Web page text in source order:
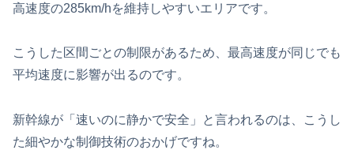
高速度の285km/hを維持しやすいエリアです。
こうした区間ごとの制限があるため、最高速度が同じでも
平均速度に影響が出るのです。
新幹線が「速いのに静かで安全」と言われるのは、こうし
た細やかな制御技術のおかげですね。